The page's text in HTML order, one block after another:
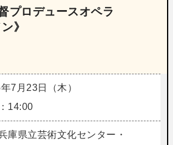
プロデュースオペラ
》
7月23日（木）
14:00
庫県立芸術文化センター・